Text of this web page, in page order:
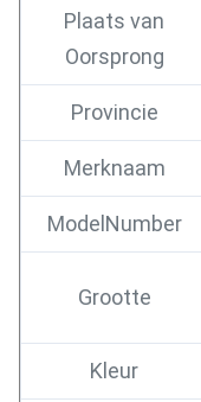
Plaats van
Oorsprong
Provincie
Merknaam
ModelNumber
Grootte
Kleur